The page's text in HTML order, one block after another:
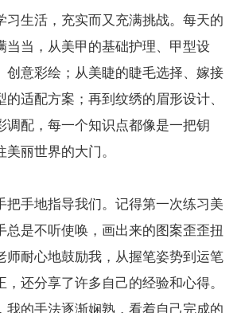
习生活，充实而又充满挑战。每天的
当当，从美甲的基础护理、甲型设
创意彩绘；从美睫的睫毛选择、嫁接
适配方案；再到纹绣的眉形设计、
调配，每一个知识点都像是一把钥
丽世界的大门。
把手地指导我们。记得第一次练习美
总是不听使唤，画出来的图案歪歪扭
师耐心地鼓励我，从握笔姿势到运笔
还分享了许多自己的经验和心得。
我的手法逐渐娴熟，看着自己完成的